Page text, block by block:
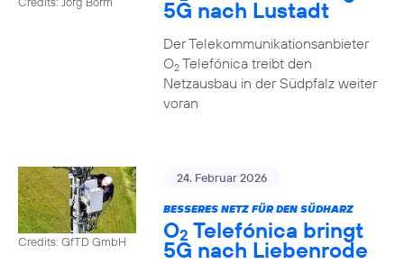
5G nach Lustadt
Der Telekommunikationsanbieter
O2Telefónica treibt den
Netzausbau in der Südpfalz weiter
voran
Credits: GfTD GmbH
24. Februar 2026
BESSERES NETZ FÜR DEN SÜDHARZ
O2 Telefónica bringt
5G nach Liebenrode